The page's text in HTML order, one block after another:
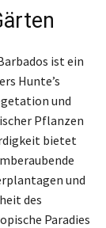
ist ein
Hunte’s
und
Pflanzen
bietet
und
des
Paradies